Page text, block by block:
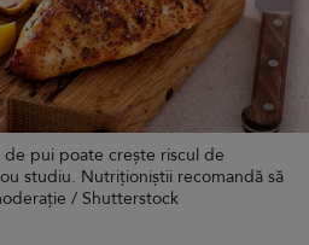
pui poate crește riscul de
studiu. Nutriționiștii recomandă să
/ Shutterstock